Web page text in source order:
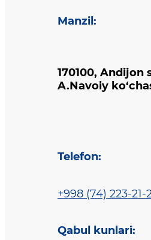
Manzil :
170100, Andijon
A.Navoiy
Telefon:
+998 (74) 223-21-
Qabul kunlari: